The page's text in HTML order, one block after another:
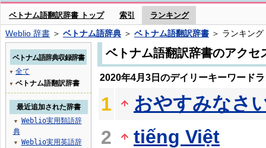
ベトナム語翻訳辞書 トップ 索引 ランキング
Weblio 辞書 ＞ ベトナム語辞典 ＞ ベトナム語翻訳辞書 ＞ ランキング
ベトナム語翻訳辞書のアクセ
2020年4月3日のデイリーキーワード
1
おやすみなさ
2
tiếng Việt
ベトナム語辞典収録辞書
▼ 全て
▼ ベトナム語翻訳辞書
最近追加された辞書
▼
Weblio実用類語辞
典
▼
Weblio実用英語辞